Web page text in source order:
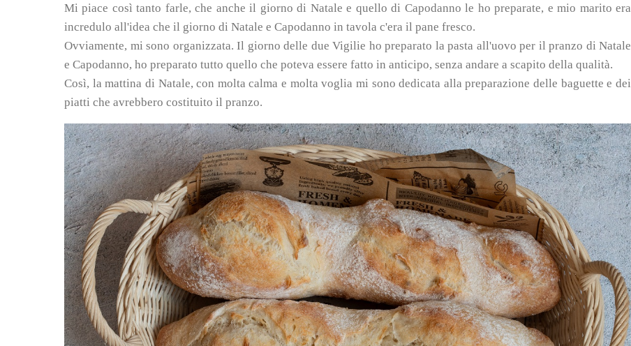
Mi piace così tanto farle, che anche il giorno di Natale e quello di Capodanno le ho preparate, e mio marito era
incredulo all'idea che il giorno di Natale e Capodanno in tavola c'era il pane fresco.
Ovviamente, mi sono organizzata. Il giorno delle due Vigilie ho preparato la pasta all'uovo per il pranzo di Natale
e Capodanno, ho preparato tutto quello che poteva essere fatto in anticipo, senza andare a scapito della qualità.
Così, la mattina di Natale, con molta calma e molta voglia mi sono dedicata alla preparazione delle baguette e dei
piatti che avrebbero costituito il pranzo.